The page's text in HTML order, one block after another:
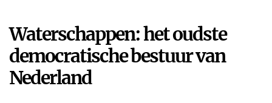
Waterschappen: het oudste
democratische bestuur van
Nederland